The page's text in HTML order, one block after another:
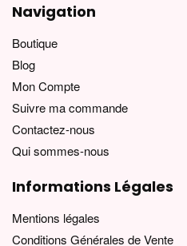
Navigation
Boutique
Blog
Mon Compte
Suivre ma commande
Contactez-nous
Qui sommes-nous
Informations Légales
Mentions légales
Conditions Générales de Vente